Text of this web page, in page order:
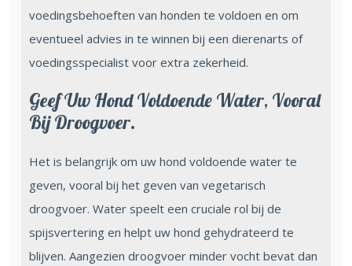
voedingsbehoeften van honden te voldoen en om
eventueel advies in te winnen bij een dierenarts of
voedingsspecialist voor extra zekerheid.
Geef Uw Hond Voldoende Water, Vooral
Bij Droogvoer.
Het is belangrijk om uw hond voldoende water te
geven, vooral bij het geven van vegetarisch
droogvoer. Water speelt een cruciale rol bij de
spijsvertering en helpt uw hond gehydrateerd te
blijven. Aangezien droogvoer minder vocht bevat dan